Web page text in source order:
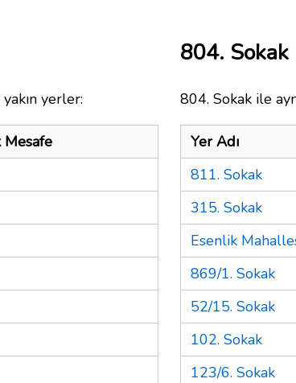
yerler:
Mesafe
804.
804. Sokak ile
Yer Adı
811. Sokak
315. Sokak
Esenlik
869/1. Sokak
52/15. Sokak
102. Sokak
123/6. Sokak